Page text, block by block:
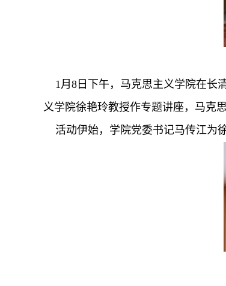
1月 8日 下午，马克思主义学院在长
义学院徐艳玲教授作专题讲座，马克
活动伊始，学院党委书记马传江为